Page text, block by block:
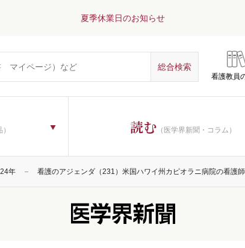
夏季休業日のお知らせ
看護教員
読む （医学界新聞・コラム）
年 看護のアジェンダ（231）米国ハワイ州カピオラニ病院の看護師